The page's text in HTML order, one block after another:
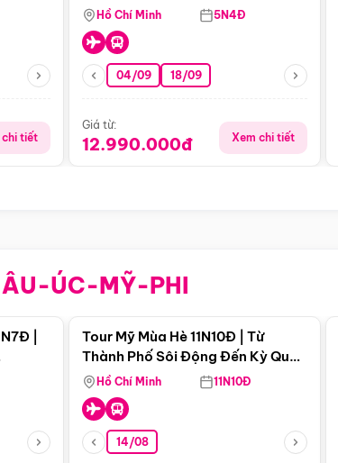
chi tiết
(Bay Vj)
Hồ Chí Minh 5N4Đ
04/09 18/09
Giá từ:
12.990.000đ Xem chi tiết
ÂU-ÚC-MỸ-PHI
bật
|
Tour Mỹ Mùa Hè 11N10Đ | Từ
Thành Phố Sôi Động Đến Kỳ Quan
Thiên Nhiên Mỹ
Hồ Chí Minh 11N10Đ
14/08